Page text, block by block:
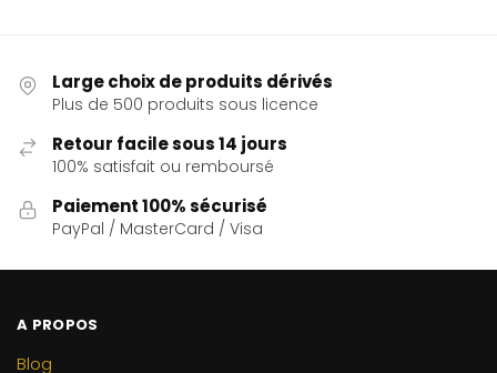
Large choix de produits dérivés
Plus de 500 produits sous licence
Retour facile sous 14 jours
100% satisfait ou remboursé
Paiement 100% sécurisé
PayPal / MasterCard / Visa
A PROPOS
Blog